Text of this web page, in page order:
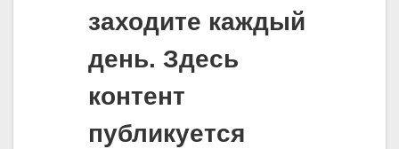
заходите каждый
день. Здесь
контент
публикуется